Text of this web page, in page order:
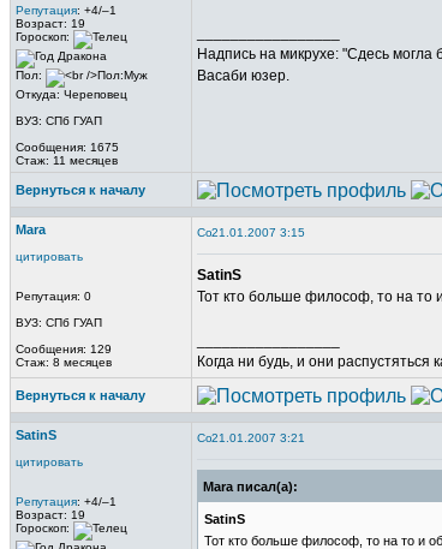
Репутация: +4/–1
Возраст: 19
Гороскоп:
Пол:
Откуда: Череповец
ВУЗ: СПб ГУАП
Сообщения: 1675
Стаж: 11 месяцев
Надпись на микрухе: "Сдесь могла
Васаби юзер.
Вернуться к началу
Mara
цитировать
Репутация: 0
ВУЗ: СПб ГУАП
Сообщения: 129
Стаж: 8 месяцев
21.01.2007 3:15
SatinS
Тот кто больше философ, то на то
Когда ни будь, и они распустяться
Вернуться к началу
SatinS
цитировать
Репутация: +4/–1
Возраст: 19
Гороскоп:
21.01.2007 3:21
Mara писал(а):
SatinS
Тот кто больше философ, то на то и